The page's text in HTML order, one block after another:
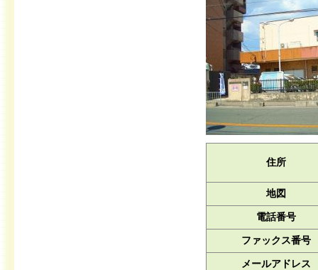
住所
地図
電話番号
ファックス番号
メールアドレス